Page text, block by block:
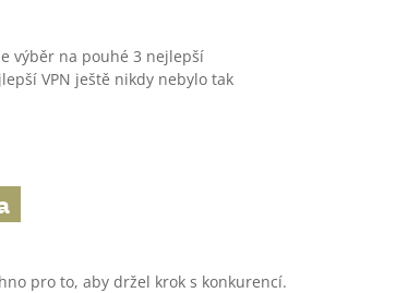
výběr na pouhé 3 nejlepší
VPN ještě nikdy nebylo tak
pro to, aby držel krok s konkurencí.